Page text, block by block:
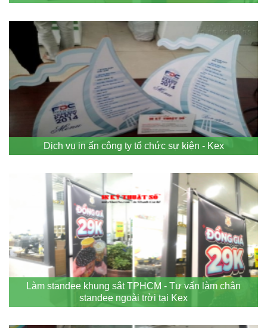
Dịch vụ in ấn công ty tổ chức sự kiện - Kex
Làm standee khung sắt TPHCM - Tư vấn làm chân
standee ngoài trời tại Kex